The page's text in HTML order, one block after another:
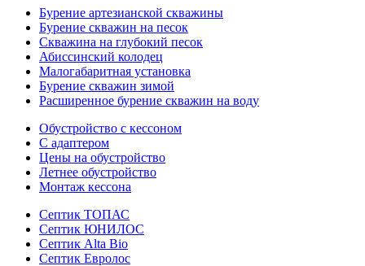
Бурение артезианской скважины
Бурение скважин на песок
Скважина на глубокий песок
Абиссинский колодец
Малогабаритная установка
Бурение скважин зимой
Расширенное бурение скважин на воду
Обустройство с кессоном
С адаптером
Цены на обустройство
Летнее обустройство
Монтаж кессона
Септик ТОПАС
Септик ЮНИЛОС
Септик Alta Bio
Септик Евролос